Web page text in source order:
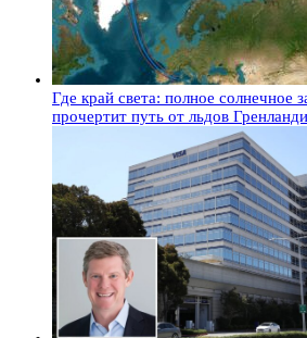
Где край света: полное солнечное
прочертит путь от льдов